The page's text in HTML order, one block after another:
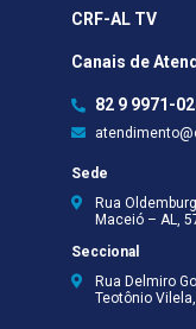
CRF-AL TV
Canais de
82 9 9971-
Sede
Rua
Maceió – AL,
Seccional
Rua Delmiro
Teotônio